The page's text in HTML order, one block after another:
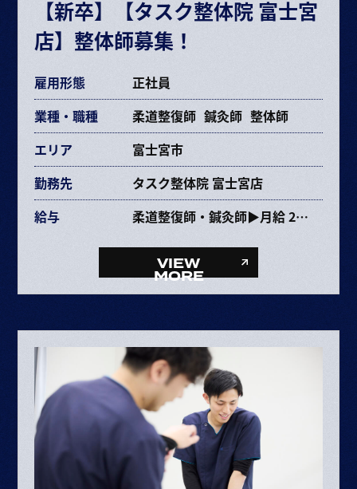
交通費規定支給
各種手当あり
【新卒】【タスク整体院 富士宮
店】整体師募集！
雇用形態
正社員
業種・職種
柔道整復師 鍼灸師 整体師
エリア
富士宮市
勤務先
タスク整体院 富士宮店
給与
柔道整復師・鍼灸師▶月給 237,353円〜463,670円
・基本給 193,072～385,264円
・固定残業代 34,281円～68,406円（25時間）
・資格手当 10,000円
整体師▶月給 227,353円〜453,670円
給与内訳
・基本給 193,072～385,264円
・固定残業代 34,281円～68,406円（25時間）
ボーナス・賞与（業績に応じて年2回）
昇給 半年に1回査定
VIEW
MORE